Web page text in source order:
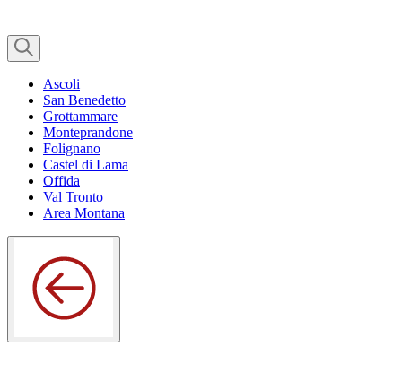
Ascoli
San Benedetto
Grottammare
Monteprandone
Folignano
Castel di Lama
Offida
Val Tronto
Area Montana